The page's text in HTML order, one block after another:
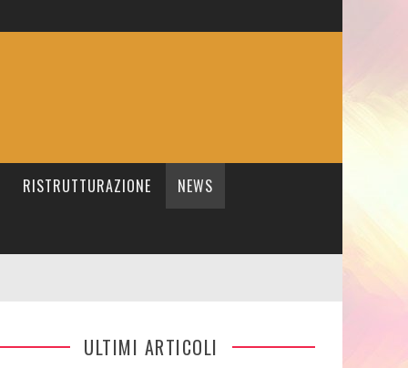
RISTRUTTURAZIONE NEWS
ULTIMI ARTICOLI